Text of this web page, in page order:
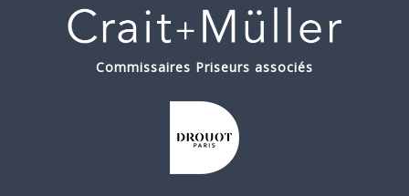
Commissaires Priseurs associés